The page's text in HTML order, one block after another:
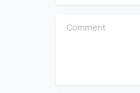
Comment